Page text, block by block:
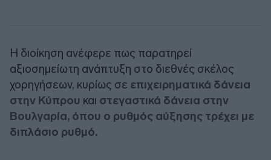
Η διοίκηση ανέφερε πως παρατηρεί
αξιοσημείωτη ανάπτυξη στο διεθνές σκέλος
χορηγήσεων, κυρίως σε επιχειρηματικά δάνεια
στην Κύπρου και στεγαστικά δάνεια στην
Βουλγαρία, όπου ο ρυθμός αύξησης τρέχει με
διπλάσιο ρυθμό.